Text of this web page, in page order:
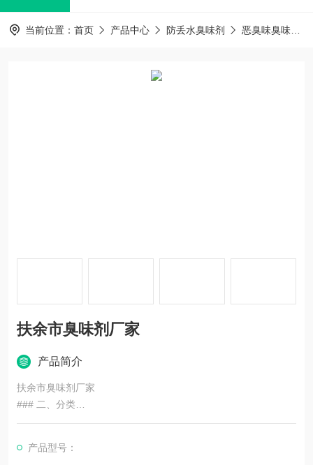
当前位置： 首页 产品中心 防丢水臭味剂 恶臭味臭味剂
扶余市臭味剂厂家
产品简介
扶余市臭味剂厂家
### 二、分类
从用途上来看，臭味剂可以分为污水变色臭味剂、防丢水剂、供
产品型号：